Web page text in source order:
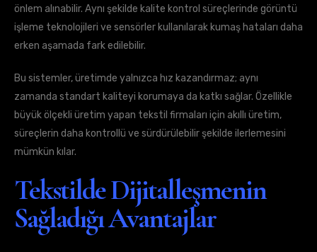
önlem alınabilir. Aynı şekilde kalite kontrol süreçlerinde görüntü
işleme teknolojileri ve sensörler kullanılarak kumaş hataları daha
erken aşamada fark edilebilir.
Bu sistemler, üretimde yalnızca hız kazandırmaz; aynı
zamanda standart kaliteyi korumaya da katkı sağlar. Özellikle
büyük ölçekli üretim yapan tekstil firmaları için akıllı üretim,
süreçlerin daha kontrollü ve sürdürülebilir şekilde ilerlemesini
mümkün kılar.
Tekstilde Dijitalleşmenin
Sağladığı Avantajlar